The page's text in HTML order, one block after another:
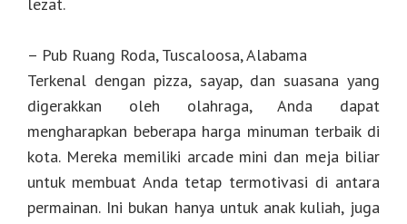
lezat.
– Pub Ruang Roda, Tuscaloosa, Alabama
Terkenal dengan pizza, sayap, dan suasana yang
digerakkan oleh olahraga, Anda dapat
mengharapkan beberapa harga minuman terbaik di
kota. Mereka memiliki arcade mini dan meja biliar
untuk membuat Anda tetap termotivasi di antara
permainan. Ini bukan hanya untuk anak kuliah, juga